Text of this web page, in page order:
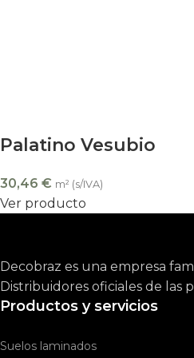
Palatino Vesubio
30,46 € m² (s/IVA)
Ver producto
Decobraz es una empresa
Distribuidores oficiales de las
Productos y servicios
Suelos laminados